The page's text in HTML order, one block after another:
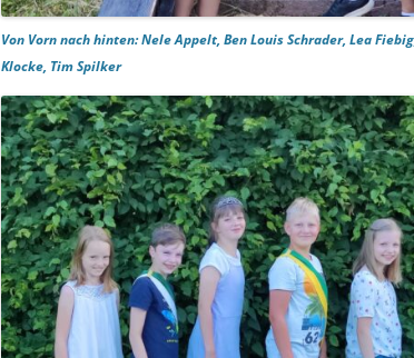
Von Vorn nach hinten: Nele Appelt, Ben Louis Schrader, Lea
Klocke, Tim Spilker